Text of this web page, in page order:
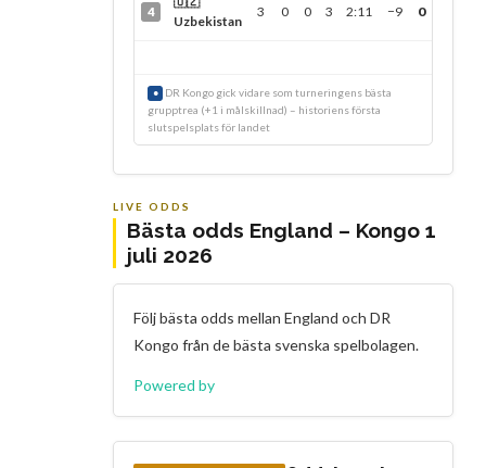
4
Uzbekistan
3 0 0 3 2:11 −9 0
●
DR Kongo gick vidare som turneringens bästa
grupptrea (+1 i målskillnad) – historiens första
slutspelsplats för landet
LIVE ODDS
Bästa odds England – Kongo 1
juli 2026
Följ bästa odds mellan England och DR
Kongo från de bästa svenska spelbolagen.
Powered by